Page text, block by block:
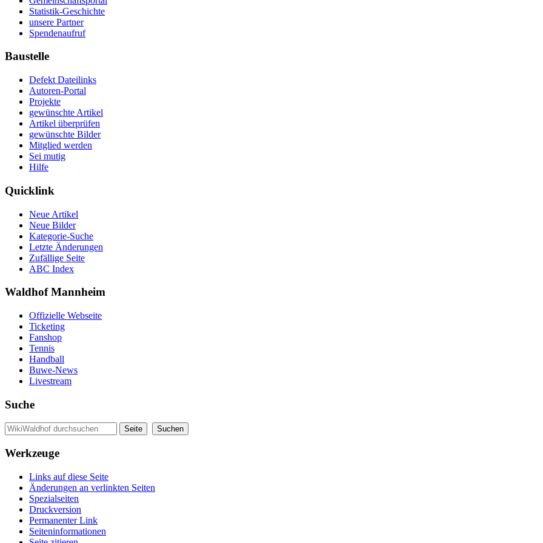
Statistik-Geschichte
unsere Partner
Spendenaufruf
Baustelle
Defekt Dateilinks
Autoren-Portal
Projekte
gewünschte Artikel
Artikel überprüfen
gewünschte Bilder
Mitglied werden
Sei mutig
Hilfe
Quicklink
Neue Artikel
Neue Bilder
Kategorie-Suche
Letzte Änderungen
Zufällige Seite
ABC Index
Waldhof Mannheim
Offizielle Webseite
Ticketing
Fanshop
Tennis
Handball
Buwe-News
Livestream
Suche
Werkzeuge
Links auf diese Seite
Änderungen an verlinkten Seiten
Spezialseiten
Druckversion
Permanenter Link
Seiten­informationen